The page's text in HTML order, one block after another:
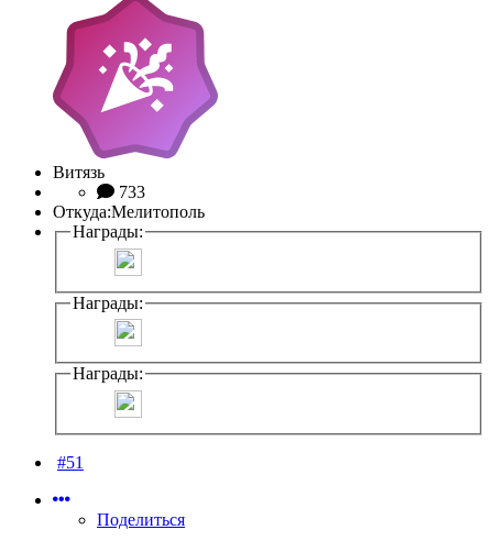
Витязь
733
Откуда:Мелитополь
Награды:
Награды:
Награды:
#51
Поделиться